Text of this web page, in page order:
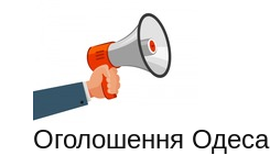
Оголошення Одеса